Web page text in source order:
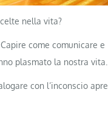
nella vita?
come comunicare e
plasmato la nostra vita.
con l’inconscio apre